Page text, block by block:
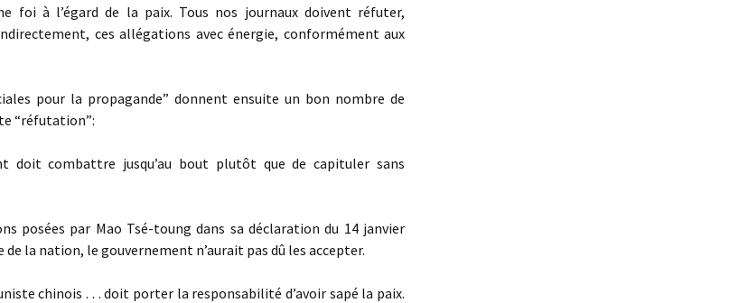
foi à l’égard de la paix. Tous nos journaux doivent réfuter,
ces allégations avec énergie, conformément aux
pour la propagande” donnent ensuite un bon nombre de
“réfutation”:
doit combattre jusqu’au bout plutôt que de capituler sans
posées par Mao Tsé-toung dans sa déclaration du 14 janvier
la nation, le gouvernement n’aurait pas dû les accepter.
chinois . . . doit porter la responsabilité d’avoir sapé la paix.